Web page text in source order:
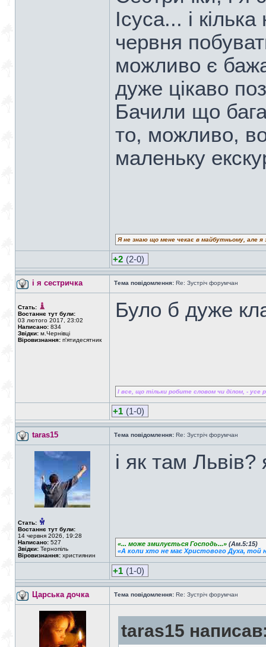
Ісуса... і
червня
можливо є
дуже цікаво
Бачили що
то, можливо,
маленьку
Я не знаю що мене чекає в майбутньому, але
+2 (2-0)
і я сестричка Тема повідомлення: Re: Зустріч форумчан
Стать:
Востаннє тут були:
03 лютого 2017, 23:02
Написано: 834
Звідки: м.Чернівці
Віровизнання: п'ятидесятник
Було б дуже
І все, що тільки робите словом чи ділом, - усе
+1 (1-0)
taras15 Тема повідомлення: Re: Зустріч форумчан
Стать:
Востаннє тут були:
14 червня 2026, 19:28
Написано: 527
Звідки: Тернопіль
Віровизнання: християнин
і як там
«... може змилується Господь...» (Ам.5:15)
«А коли хто не має Христового Духа, той
+1 (1-0)
Царська дочка Тема повідомлення: Re: Зустріч форумчан
taras15